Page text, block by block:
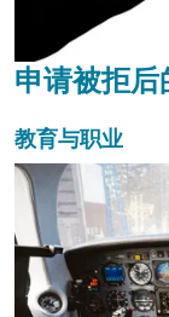
申请被拒
教育与职业